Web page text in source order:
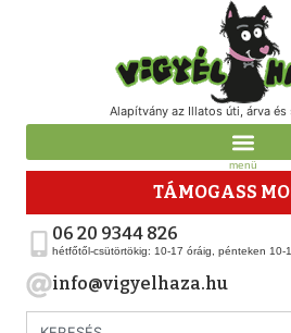
Alapítvány az Illatos úti, árva
menü
TÁMOGASS
06 20 9344 826
hétfőtől-csütörtökig: 10-17 óráig, pénteken 10-
info@vigyelhaza.hu